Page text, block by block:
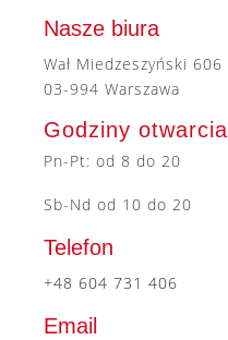
Nasze biura
Wał Miedzeszyński 606
03-994 Warszawa
Godziny otwarcia
Pn-Pt: od 8 do 20
Sb-Nd od 10 do 20
Telefon
+48 604 731 406
Email